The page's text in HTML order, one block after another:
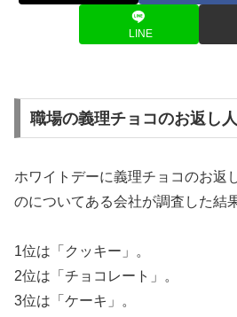
LINE
職場の義理チョコのお返し
ホワイトデーに義理チョコのお返
のについてある会社が調査した結
1位は「クッキー」。
2位は「チョコレート」。
3位は「ケーキ」。